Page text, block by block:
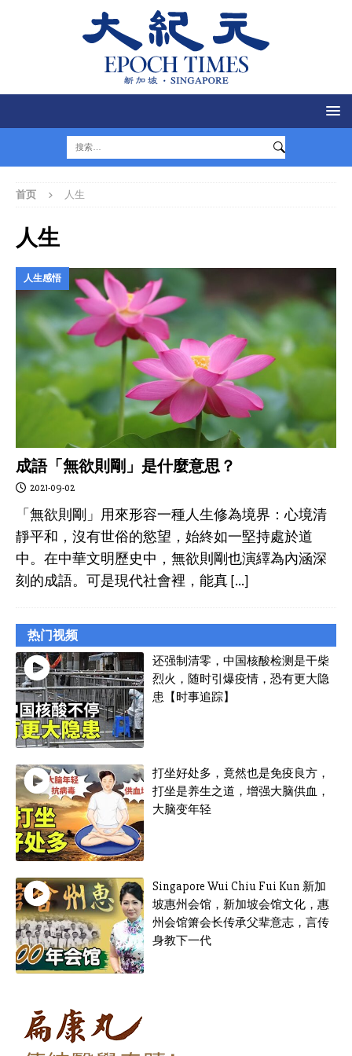
首页 人生
人生
人生感悟
成語「無欲則剛」是什麼意思？
2021-09-02
「無欲則剛」用來形容一種人生修為境界：心境清
靜平和，沒有世俗的慾望，始終如一堅持處於道
中。在中華文明歷史中，無欲則剛也演繹為內涵深
刻的成語。可是現代社會裡，能真[…]
热门视频
还强制清零，中国核酸检测是干柴
烈火，随时引爆疫情，恐有更大隐
患【时事追踪】
打坐好处多，竟然也是免疫良方，
打坐是养生之道，增强大脑供血，
大脑变年轻
Singapore Wui Chiu Fui Kun 新加
坡惠州会馆，新加坡会馆文化，惠
州会馆箫会长传承父辈意志，言传
身教下一代